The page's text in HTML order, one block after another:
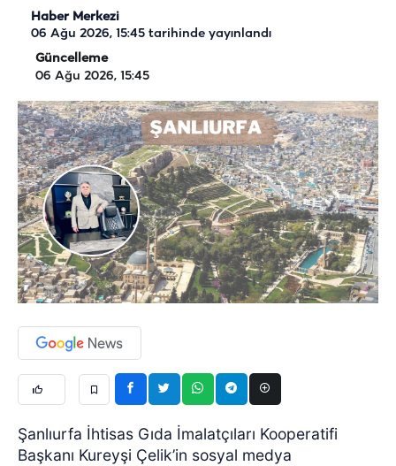
Haber Merkezi
06 Ağu 2026, 15:45 tarihinde yayınlandı
Güncelleme
06 Ağu 2026, 15:45
Şanlıurfa İhtisas Gıda İmalatçıları Kooperatifi
Başkanı Kureyşi Çelik’in sosyal medya